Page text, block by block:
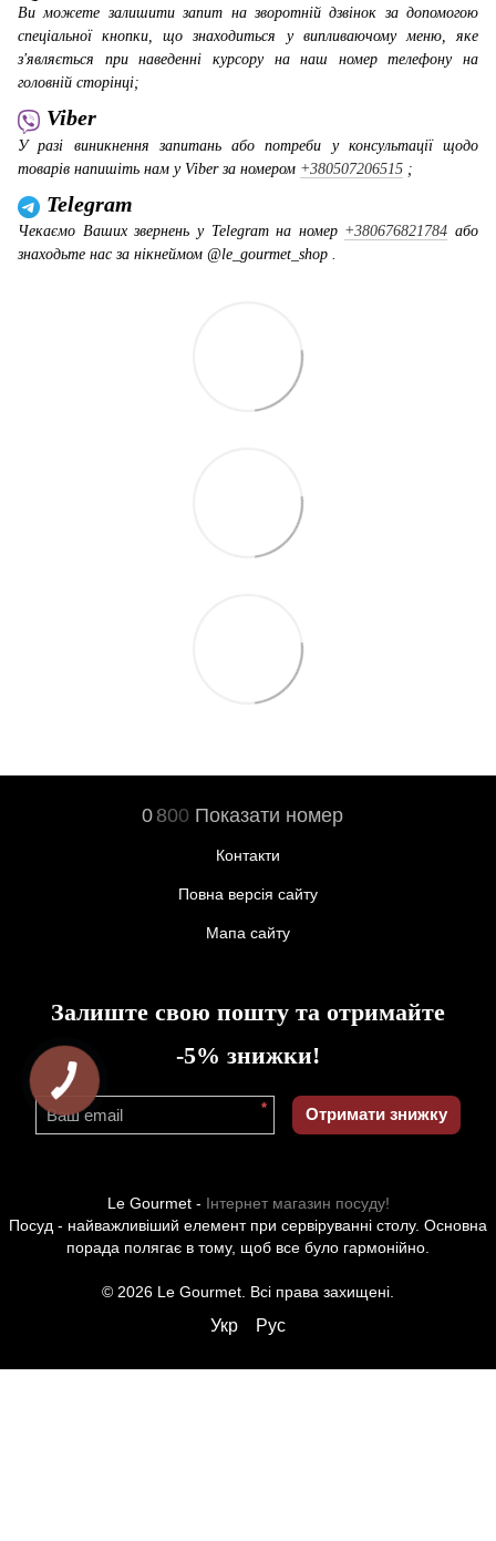
Ви можете залишити запит на зворотній дзвінок за допомогою
спеціальної кнопки, що знаходиться у випливаючому меню, яке
з'являється при наведенні курсору на наш номер телефону на
головній сторінці;
Viber
У разі виникнення запитань або потреби у консультації щодо
товарів напишіть нам у Viber за номером +380507206515 ;
Telegram
Чекаємо Ваших звернень у Telegram на номер +380676821784 або
знаходьте нас за нікнеймом @le_gourmet_shop .
0 800 Показати номер
Контакти
Повна версія сайту
Мапа сайту
Залиште свою пошту та отримайте
-5% знижки!
* Отримати знижку
Le Gourmet - Інтернет магазин посуду!
Посуд - найважливіший елемент при сервіруванні столу. Основна
порада полягає в тому, щоб все було гармонійно.
© 2026 Le Gourmet. Всі права захищені.
Укр Рус